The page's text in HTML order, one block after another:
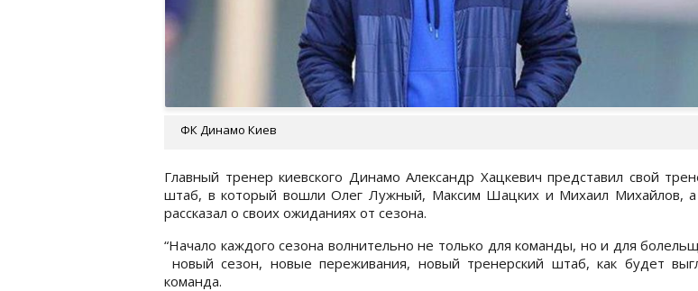
ФК Динамо Киев
Главный тренер киевского Динамо Александр Хацкевич представил свой
штаб, в который вошли Олег Лужный, Максим Шацких и Михаил Михайлов, а
рассказал о своих ожиданиях от сезона.
“Начало каждого сезона волнительно не только для команды, но и для
новый сезон, новые переживания, новый тренерский штаб, как будет
команда.